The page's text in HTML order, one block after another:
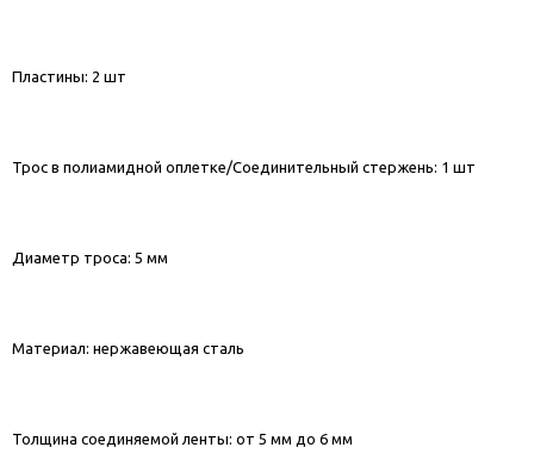
Пластины: 2 шт
Трос в полиамидной оплетке/Соединительный стержень: 1 шт
Диаметр троса: 5 мм
Материал: нержавеющая сталь
Толщина соединяемой ленты: от 5 мм до 6 мм